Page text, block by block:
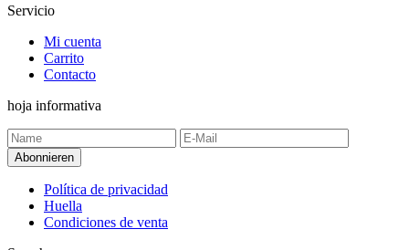
Servicio
Mi cuenta
Carrito
Contacto
hoja informativa
Política de privacidad
Huella
Condiciones de venta